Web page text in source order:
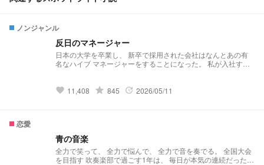
ノンジャンル
反日のマネージャー
日本の大学を卒業し、 新卒で採用された会社はなんとあの有
名なハイブ マネージャーをすることになった。 私が入社する
拶をして1日まで気づいたこと。 彼らは反日だった。
favorite 11,408 grade 845 update 2026/05/11
恋愛
青の音楽
全力で笑って、 全力で悩んで、 全力で音を奏でる。 全国大会
を目指す 吹奏楽部で過ごす1年は、 毎日が本気の連続だった。